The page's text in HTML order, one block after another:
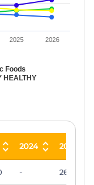
Data ranges from 7.8
Foods
HEALTHY
2025 2026
2024 2025
2025
- 26.00